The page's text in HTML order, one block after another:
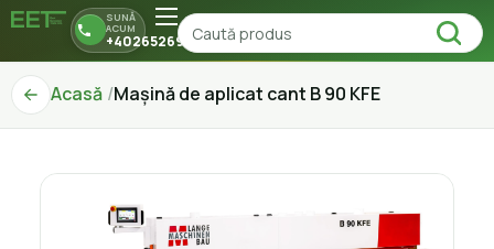
SUNĂ
ACUM
+40265269150
Acasă Mașină de aplicat cant B 90 KFE